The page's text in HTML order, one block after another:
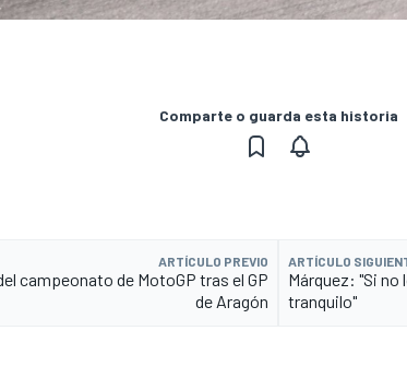
Comparte o guarda esta historia
ARTÍCULO PREVIO
campeonato de MotoGP tras el GP
de Aragón
ARTÍCULO
Márquez: "Si no
tranquilo"